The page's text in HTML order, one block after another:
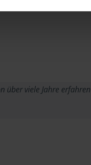
über viele Jahre